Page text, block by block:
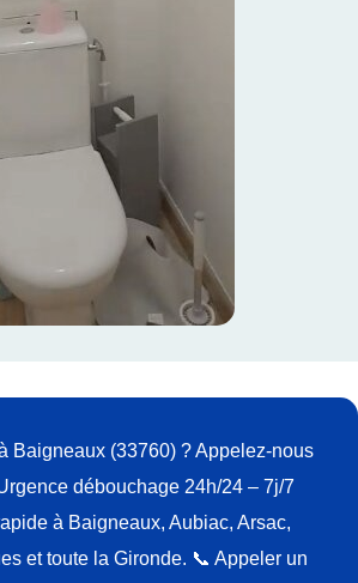
Baigneaux (33760) ? Appelez-nous
débouchage 24h/24 – 7j/7
à Baigneaux, Aubiac, Arsac,
et toute la Gironde. 📞 Appeler un